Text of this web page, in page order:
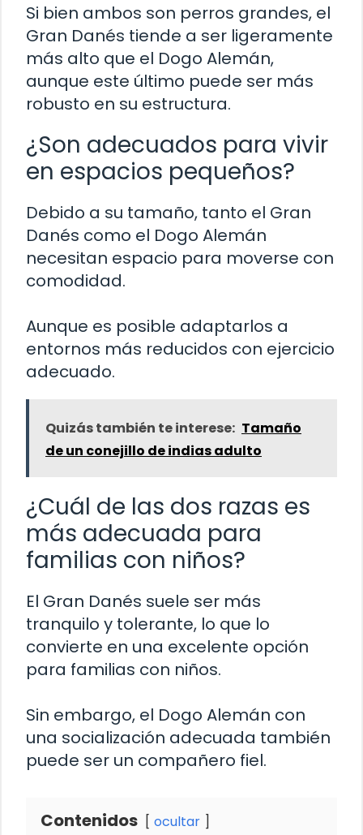
Si bien ambos son perros grandes, el
Gran Danés tiende a ser ligeramente
más alto que el Dogo Alemán,
aunque este último puede ser más
robusto en su estructura.
¿Son adecuados para vivir
en espacios pequeños?
Debido a su tamaño, tanto el Gran
Danés como el Dogo Alemán
necesitan espacio para moverse con
comodidad.
Aunque es posible adaptarlos a
entornos más reducidos con ejercicio
adecuado.
Quizás también te interese: Tamaño
de un conejillo de indias adulto
¿Cuál de las dos razas es
más adecuada para
familias con niños?
El Gran Danés suele ser más
tranquilo y tolerante, lo que lo
convierte en una excelente opción
para familias con niños.
Sin embargo, el Dogo Alemán con
una socialización adecuada también
puede ser un compañero fiel.
Contenidos ocultar